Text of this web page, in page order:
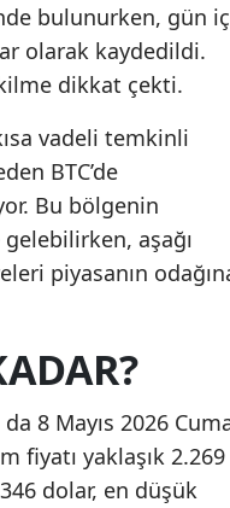
bulunurken, gün
olarak kaydedildi.
dikkat çekti.
vadeli temkinli
BTC’de
Bu bölgenin
aşağı
piyasanın
8 Mayıs 2026
fiyatı yaklaşık 2.269
dolar, en düşük